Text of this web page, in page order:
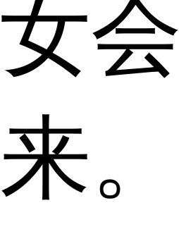
女
来